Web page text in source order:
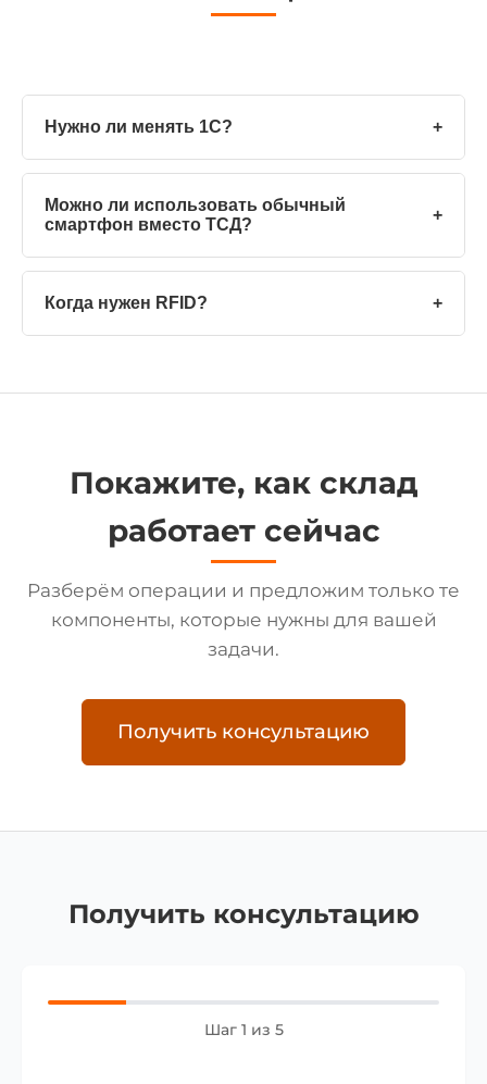
Нужно ли менять 1С? +
Можно ли использовать обычный
смартфон вместо ТСД?
+
Когда нужен RFID? +
Покажите, как склад
работает сейчас
Разберём операции и предложим только те
компоненты, которые нужны для вашей
задачи.
Получить консультацию
Получить консультацию
Шаг 1 из 5